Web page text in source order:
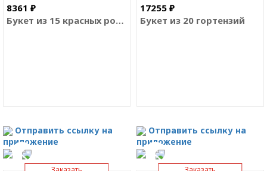
17255 ₽
Букет из 20 гортензий
Отправить ссылку на
приложение
8361 ₽
Букет из 15 красных роз Премиум Эквадор
Отправить ссылку на
приложение